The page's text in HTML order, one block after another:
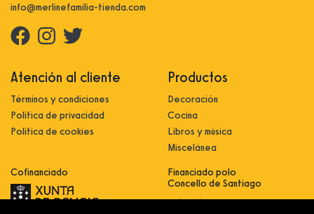
info@merlinefamilia-tienda.com
Atención al cliente
Términos y condiciones
Política de privacidad
Política de cookies
Productos
Decoración
Cocina
Libros y música
Miscelánea
Cofinanciado
Financiado polo
Concello de Santiago